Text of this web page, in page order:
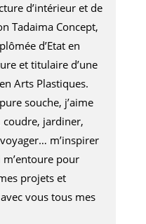
d’intérieur et de
Tadaima Concept,
d’Etat en
et titulaire d’une
Arts Plastiques.
souche, j’aime
coudre, jardiner,
m’inspirer
m’entoure pour
projets et
vous tous mes